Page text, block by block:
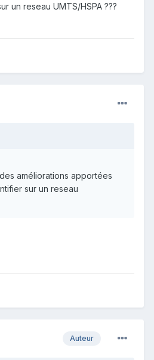
un reseau UMTS/HSPA ???
améliorations apportées
sur un reseau
Auteur